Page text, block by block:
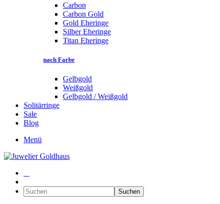
Carbon
Carbon Gold
Gold Eheringe
Silber Eheringe
Titan Eheringe
nach Farbe
Gelbgold
Weißgold
Gelbgold / Weißgold
Solitärringe
Sale
Blog
Menü
Suchen